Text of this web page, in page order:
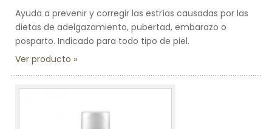
Ayuda a prevenir y corregir las estrías causadas por las
dietas de adelgazamiento, pubertad, embarazo o
posparto. Indicado para todo tipo de piel.
Ver producto